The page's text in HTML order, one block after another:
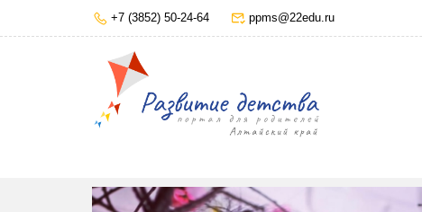
+7 (3852) 50-24-64 ppms@22edu.ru